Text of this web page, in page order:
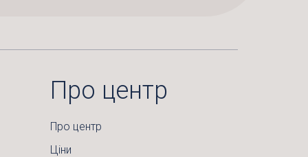
Про центр
Про центр
Ціни